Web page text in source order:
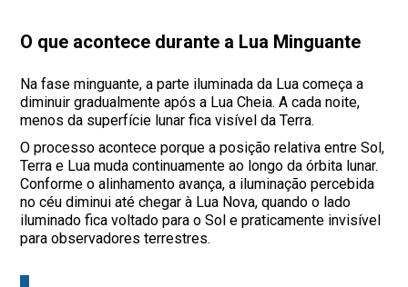
O que acontece durante a Lua Minguante
Na fase minguante, a parte iluminada da Lua começa a
diminuir gradualmente após a Lua Cheia. A cada noite,
menos da superfície lunar fica visível da Terra.
O processo acontece porque a posição relativa entre Sol,
Terra e Lua muda continuamente ao longo da órbita lunar.
Conforme o alinhamento avança, a iluminação percebida
no céu diminui até chegar à Lua Nova, quando o lado
iluminado fica voltado para o Sol e praticamente invisível
para observadores terrestres.